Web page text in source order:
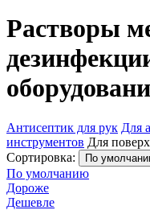
Растворы
Антисептик для рук Для
инструментов Для
Сортировка:
По
По умолчанию
Дороже
Дешевле